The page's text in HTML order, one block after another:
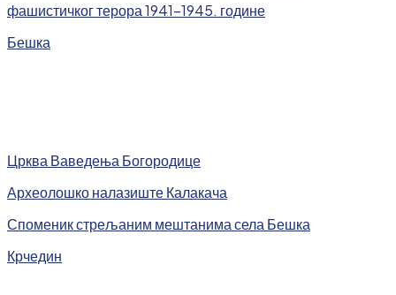
фашистичког терора 1941-1945. године
Бешка
Црква Ваведења Богородице
Археолошко налазиште Калакача
Споменик стрељаним мештанима села Бешка
Крчедин